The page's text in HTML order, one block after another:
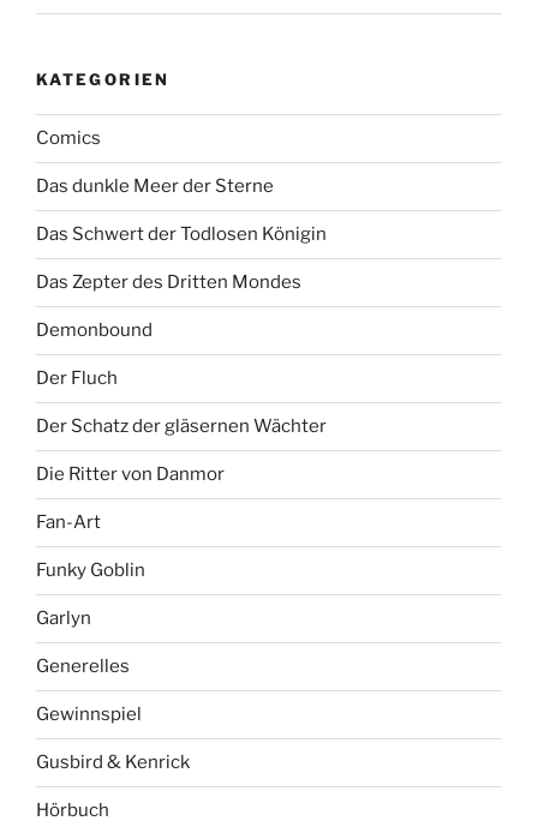
KATEGORIEN
Comics
Das dunkle Meer der Sterne
Das Schwert der Todlosen Königin
Das Zepter des Dritten Mondes
Demonbound
Der Fluch
Der Schatz der gläsernen Wächter
Die Ritter von Danmor
Fan-Art
Funky Goblin
Garlyn
Generelles
Gewinnspiel
Gusbird & Kenrick
Hörbuch